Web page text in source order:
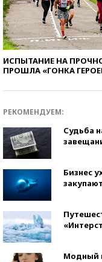
ИСПЫТАНИЕ НА
ПРОШЛА «ГОНКА
РЕКОМЕНДУЕМ:
Судьба
Бизнес
Модный